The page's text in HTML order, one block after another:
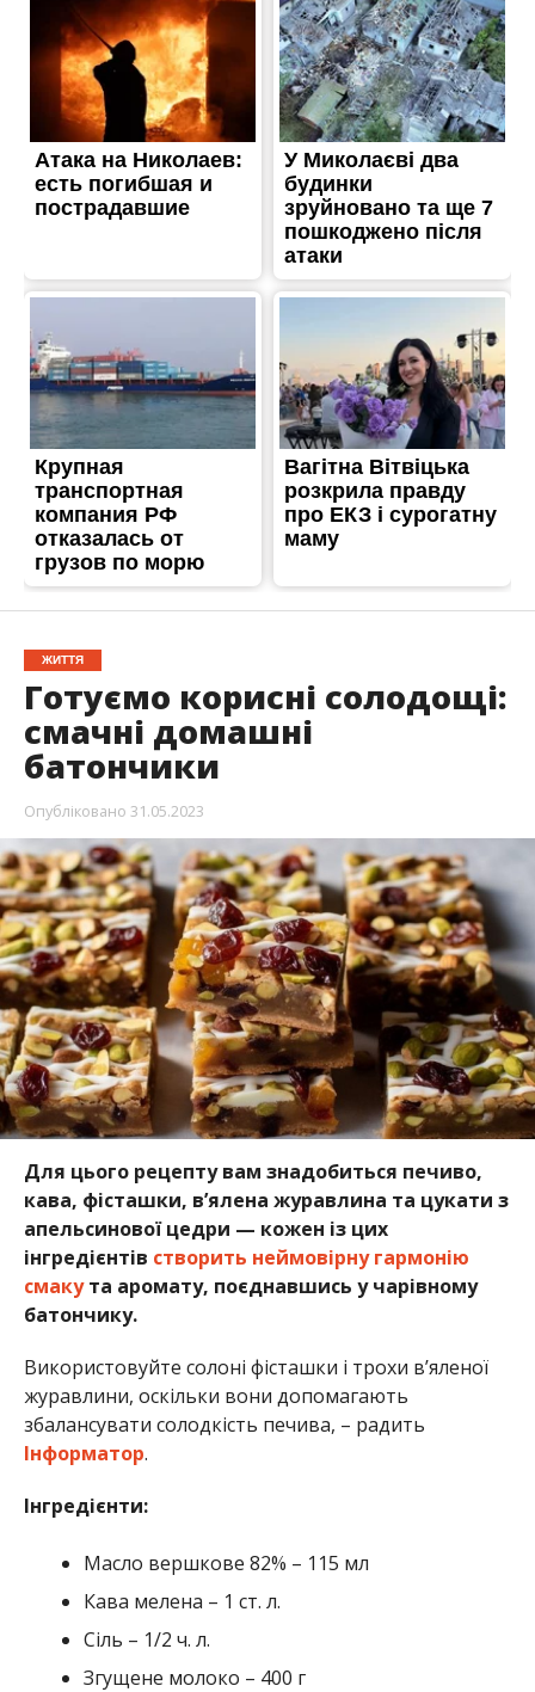
ЖИТТЯ
Готуємо корисні солодощі:
смачні домашні
батончики
Опубліковано 31.05.2023
Для цього рецепту вам знадобиться печиво,
кава, фісташки, в’ялена журавлина та цукати з
апельсинової цедри — кожен із цих
інгредієнтів створить неймовірну гармонію
смакута аромату, поєднавшись у чарівному
батончику.
Використовуйте солоні фісташки і трохи в’яленої
журавлини, оскільки вони допомагають
збалансувати солодкість печива, – радить
Інформатор.
Інгредієнти:
Масло вершкове 82% – 115 мл
Кава мелена – 1 ст. л.
Сіль – 1/2 ч. л.
Згущене молоко – 400 г